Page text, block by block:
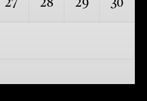
27 28 29 30